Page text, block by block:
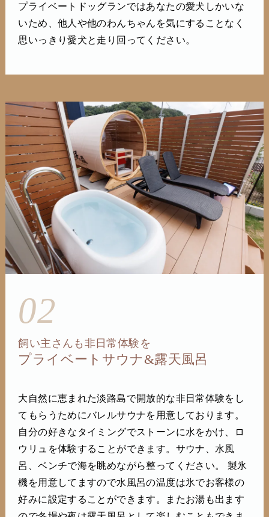
プライベートドッグランではあなたの愛犬しかいな
いため、他人や他のわんちゃんを気にすることなく
思いっきり愛犬と走り回ってください。
02
飼い主さんも非日常体験を
プライベートサウナ&露天風呂
大自然に恵まれた淡路島で開放的な非日常体験をし
てもらうためにバレルサウナを用意しております。
自分の好きなタイミングでストーンに水をかけ、ロ
ウリュを体験することができます。サウナ、水風
呂、ベンチで海を眺めながら整ってください。 製氷
機を用意してますので水風呂の温度は氷でお客様の
好みに設定することができます。またお湯も出ます